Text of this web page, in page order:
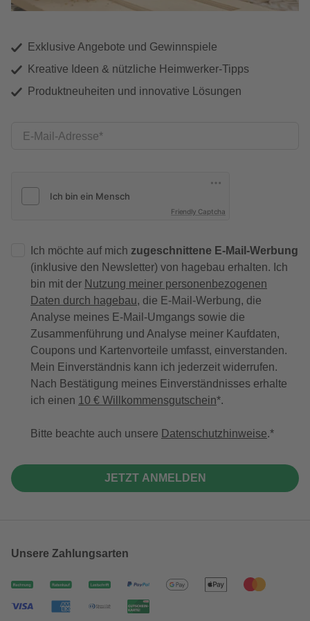
Exklusive Angebote und Gewinnspiele
Kreative Ideen & nützliche Heimwerker-Tipps
Produktneuheiten und innovative Lösungen
E-Mail-Adresse
Friendly Captcha
Ich möchte auf mich zugeschnittene E-Mail-Werbung
(inklusive den Newsletter) von hagebau erhalten. Ich
bin mit der Nutzung meiner personenbezogenen
Daten durch hagebau, die E-Mail-Werbung, die
Analyse meines E-Mail-Umgangs sowie die
Zusammenführung und Analyse meiner Kaufdaten,
Coupons und Kartenvorteile umfasst, einverstanden.
Mein Einverständnis kann ich jederzeit widerrufen.
Nach Bestätigung meines Einverständnisses erhalte
ich einen 10 € Willkommensgutschein*.
Bitte beachte auch unsere Datenschutzhinweise.
JETZT ANMELDEN
Unsere Zahlungsarten